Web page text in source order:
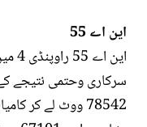
این اے 55
سرکاری وحتمی نتیجے
78542 ووٹ لے کر